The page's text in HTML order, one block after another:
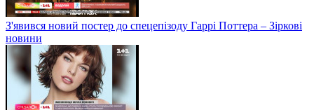
З'явився новий постер до спецепізоду Гаррі Поттера – Зіркові
новини